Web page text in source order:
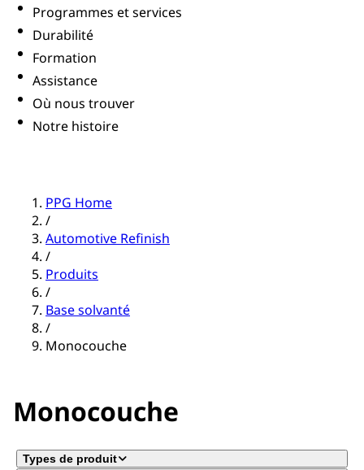
Programmes et services
Durabilité
Formation
Assistance
Où nous trouver
Notre histoire
PPG Home
/
Automotive Refinish
/
Produits
/
Base solvanté
/
Monocouche
Monocouche
Types de produit